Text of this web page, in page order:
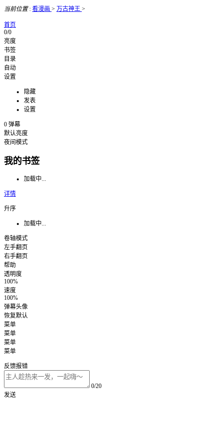
当前位置: 看漫画 > 万古神王 >
首页
0/0
亮度
书签
目录
自动
设置
隐藏
发表
设置
0 弹幕
默认亮度
夜间模式
我的书签
加载中...
详情
升序
加载中...
卷轴模式
左手翻页
右手翻页
帮助
透明度
100%
速度
100%
弹幕头像
恢复默认
菜单
菜单
菜单
菜单
反馈报错
0/20
发送